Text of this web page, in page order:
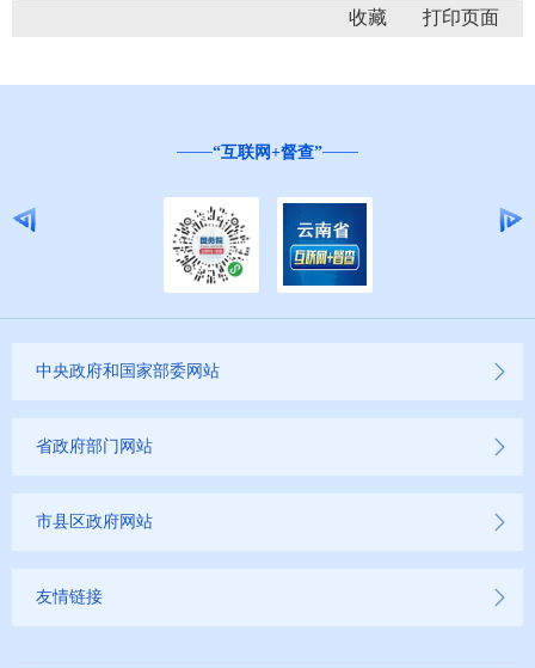
收藏
“互联网+督查”
中央政府和国家部委网站
省政府部门网站
市县区政府网站
友情链接